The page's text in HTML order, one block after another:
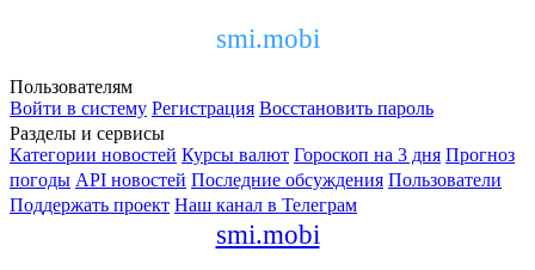
smi.mobi
Пользователям
Войти в систему Регистрация Восстановить пароль
Разделы и сервисы
Категории новостей Курсы валют Гороскоп на 3 дня Прогноз
погоды API новостей Последние обсуждения Пользователи
Поддержать проект Наш канал в Телеграм
smi.mobi